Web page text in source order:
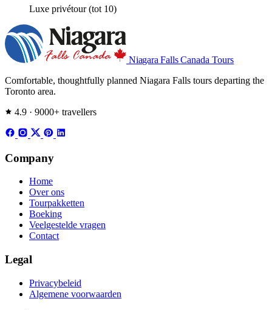
Luxe privétour (tot 10)
Niagara FallsCanada Tours
Comfortable, thoughtfully planned Niagara Falls tours departing the
Toronto area.
4.9 · 9000+ travellers
Company
Home
Over ons
Tourpakketten
Boeking
Veelgestelde vragen
Contact
Legal
Privacybeleid
Algemene voorwaarden